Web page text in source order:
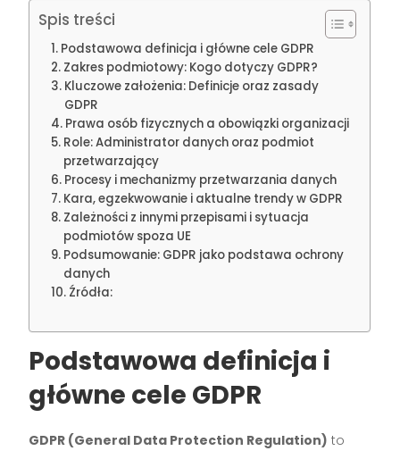
Spis treści
Podstawowa definicja i główne cele GDPR
Zakres podmiotowy: Kogo dotyczy GDPR?
Kluczowe założenia: Definicje oraz zasady
GDPR
Prawa osób fizycznych a obowiązki organizacji
Role: Administrator danych oraz podmiot
przetwarzający
Procesy i mechanizmy przetwarzania danych
Kara, egzekwowanie i aktualne trendy w GDPR
Zależności z innymi przepisami i sytuacja
podmiotów spoza UE
Podsumowanie: GDPR jako podstawa ochrony
danych
Źródła:
Podstawowa definicja i
główne cele GDPR
GDPR (General Data Protection Regulation) to